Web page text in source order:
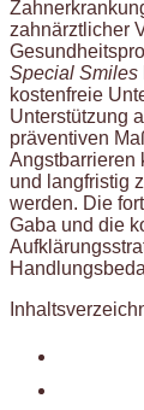
zahnärztlicher
Special Smiles
kostenfreie
Unterstützung
präventiven
Angstbarrieren
und langfristig
werden. Die
Gaba und die